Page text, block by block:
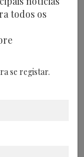
em que o
todos os
se registar.